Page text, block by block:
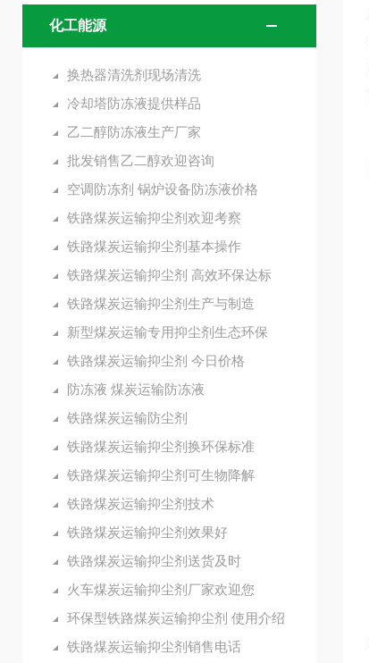
化工能源
换热器清洗剂现场清洗
冷却塔防冻液提供样品
乙二醇防冻液生产厂家
批发销售乙二醇欢迎咨询
空调防冻剂 锅炉设备防冻液价格
铁路煤炭运输抑尘剂欢迎考察
铁路煤炭运输抑尘剂基本操作
铁路煤炭运输抑尘剂 高效环保达标
铁路煤炭运输抑尘剂生产与制造
新型煤炭运输专用抑尘剂生态环保
铁路煤炭运输抑尘剂 今日价格
防冻液 煤炭运输防冻液
铁路煤炭运输防尘剂
铁路煤炭运输抑尘剂换环保标准
铁路煤炭运输抑尘剂可生物降解
铁路煤炭运输抑尘剂技术
铁路煤炭运输抑尘剂效果好
铁路煤炭运输抑尘剂送货及时
火车煤炭运输抑尘剂厂家欢迎您
环保型铁路煤炭运输抑尘剂 使用介绍
铁路煤炭运输抑尘剂销售电话